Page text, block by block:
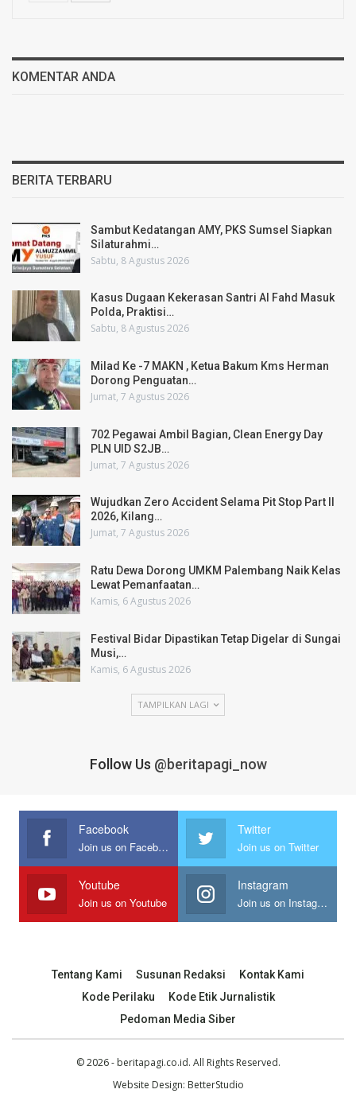
KOMENTAR ANDA
BERITA TERBARU
Sambut Kedatangan AMY, PKS Sumsel Siapkan
Silaturahmi…
Sabtu, 8 Agustus 2026
Kasus Dugaan Kekerasan Santri Al Fahd Masuk
Polda, Praktisi…
Sabtu, 8 Agustus 2026
Milad Ke -7 MAKN , Ketua Bakum Kms Herman
Dorong Penguatan…
Jumat, 7 Agustus 2026
702 Pegawai Ambil Bagian, Clean Energy Day
PLN UID S2JB…
Jumat, 7 Agustus 2026
Wujudkan Zero Accident Selama Pit Stop Part II
2026, Kilang…
Jumat, 7 Agustus 2026
Ratu Dewa Dorong UMKM Palembang Naik Kelas
Lewat Pemanfaatan…
Kamis, 6 Agustus 2026
Festival Bidar Dipastikan Tetap Digelar di Sungai
Musi,…
Kamis, 6 Agustus 2026
TAMPILKAN LAGI
Follow Us @beritapagi_now
Facebook
Join us on Facebook
Twitter
Join us on Twitter
Youtube
Join us on Youtube
Instagram
Join us on Instagram
Tentang Kami Susunan Redaksi
Kontak Kami
Kode Perilaku
Kode Etik Jurnalistik
Pedoman Media Siber
© 2026 - beritapagi.co.id. All Rights Reserved.
Website Design: BetterStudio